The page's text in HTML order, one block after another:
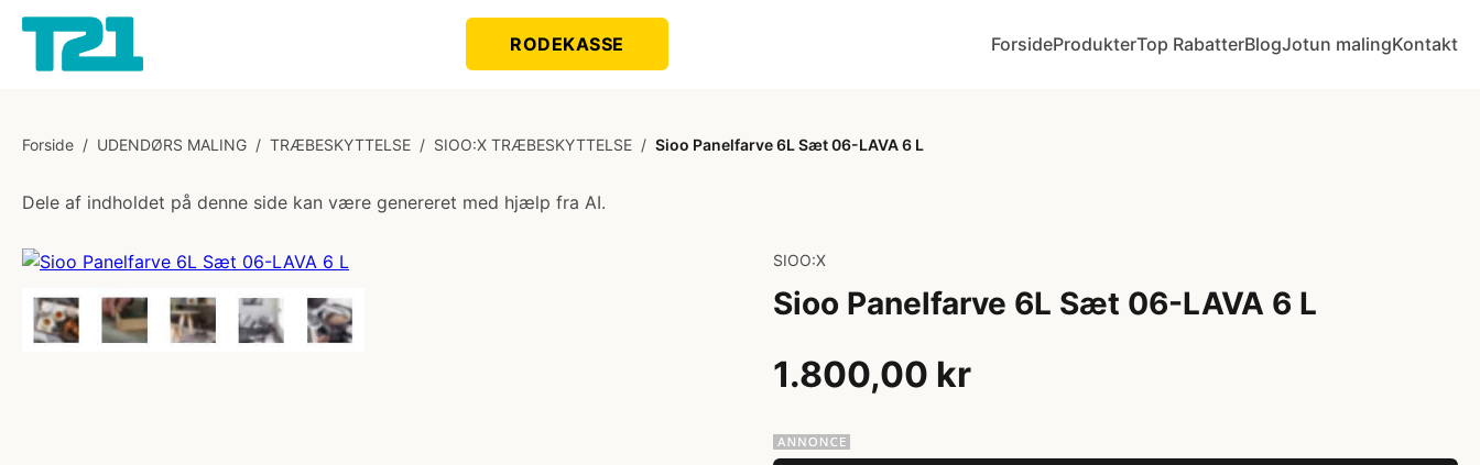
RODEKASSE ForsideProdukterTop RabatterBlogJotun malingKontakt
Forside / UDENDØRS MALING / TRÆBESKYTTELSE / SIOO:X TRÆBESKYTTELSE / Sioo Panelfarve 6L Sæt 06-LAVA 6 L
Dele af indholdet på denne side kan være genereret med hjælp fra AI.
SIOO:X
Sioo Panelfarve 6L Sæt 06-LAVA 6 L
1.800,00 kr